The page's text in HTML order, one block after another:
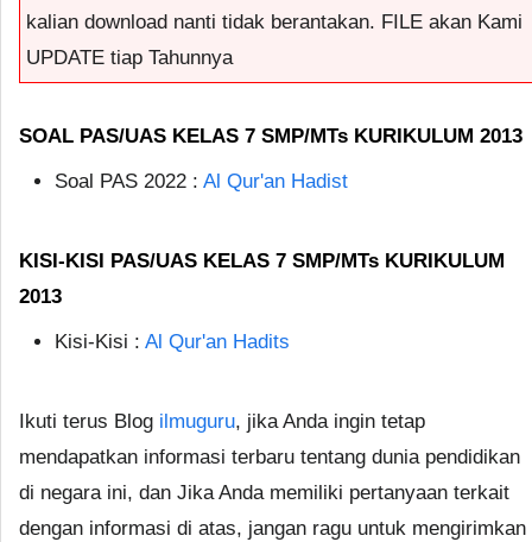
kalian download nanti tidak berantakan. FILE akan Kami
UPDATE tiap Tahunnya
SOAL PAS/UAS KELAS 7 SMP/MTs KURIKULUM 2013
Soal PAS 2022 : Al Qur'an Hadist
KISI-KISI PAS/UAS KELAS 7 SMP/MTs KURIKULUM
2013
Kisi-Kisi : Al Qur'an Hadits
Ikuti terus Blog ilmuguru, jika Anda ingin tetap
mendapatkan informasi terbaru tentang dunia pendidikan
di negara ini, dan Jika Anda memiliki pertanyaan terkait
dengan informasi di atas, jangan ragu untuk mengirimkan